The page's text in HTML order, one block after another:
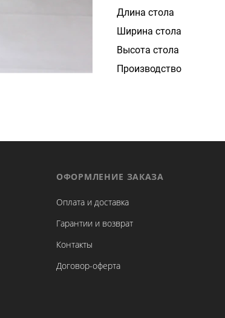
Длина стола
Ширина стола
Высота стола
Производство
ОФОРМЛЕНИЕ ЗАКАЗА
Оплата и доставка
Гарантии и возврат
Контакты
Договор-оферта